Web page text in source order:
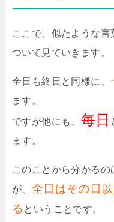
ここで、似たような言
ついて見ていきます。
全日も終日と同様に、
ます。
ですが他にも、 每日
ます。
このことから分かるの
が、 全日はその日
る ということです。